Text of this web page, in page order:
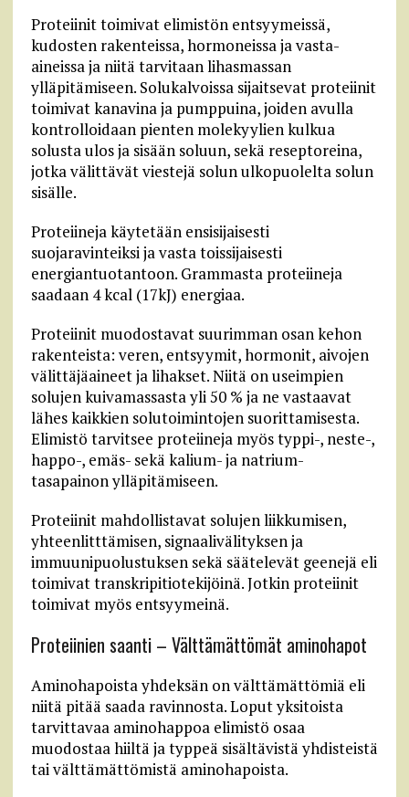
Proteiinit toimivat elimistön entsyymeissä,
kudosten rakenteissa, hormoneissa ja vasta-
aineissa ja niitä tarvitaan lihasmassan
ylläpitämiseen. Solukalvoissa sijaitsevat proteiinit
toimivat kanavina ja pumppuina, joiden avulla
kontrolloidaan pienten molekyylien kulkua
solusta ulos ja sisään soluun, sekä reseptoreina,
jotka välittävät viestejä solun ulkopuolelta solun
sisälle.
Proteiineja käytetään ensisijaisesti
suojaravinteiksi ja vasta toissijaisesti
energiantuotantoon. Grammasta proteiineja
saadaan 4 kcal (17kJ) energiaa.
Proteiinit muodostavat suurimman osan kehon
rakenteista: veren, entsyymit, hormonit, aivojen
välittäjäaineet ja lihakset. Niitä on useimpien
solujen kuivamassasta yli 50 % ja ne vastaavat
lähes kaikkien solutoimintojen suorittamisesta.
Elimistö tarvitsee proteiineja myös typpi-, neste-,
happo-, emäs- sekä kalium- ja natrium-
tasapainon ylläpitämiseen.
Proteiinit mahdollistavat solujen liikkumisen,
yhteenlitttämisen, signaalivälityksen ja
immuunipuolustuksen sekä säätelevät geenejä eli
toimivat transkripitiotekijöinä. Jotkin proteiinit
toimivat myös entsyymeinä.
Proteiinien saanti – Välttämättömät aminohapot
Aminohapoista yhdeksän on välttämättömiä eli
niitä pitää saada ravinnosta. Loput yksitoista
tarvittavaa aminohappoa elimistö osaa
muodostaa hiiltä ja typpeä sisältävistä yhdisteistä
tai välttämättömistä aminohapoista.